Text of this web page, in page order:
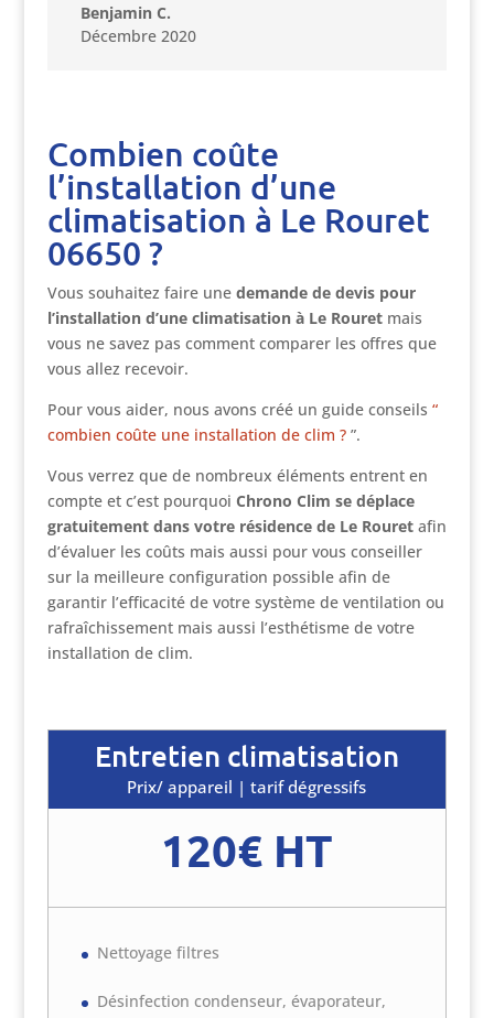
Benjamin C.
Décembre 2020
Combien coûte
l’installation d’une
climatisation à Le Rouret
06650 ?
Vous souhaitez faire une demande de devis pour
l’installation d’une climatisation à Le Rouret mais
vous ne savez pas comment comparer les offres que
vous allez recevoir.
Pour vous aider, nous avons créé un guide conseils “
combien coûte une installation de clim ?”.
Vous verrez que de nombreux éléments entrent en
compte et c’est pourquoi Chrono Clim se déplace
gratuitement dans votre résidence de Le Rouret afin
d’évaluer les coûts mais aussi pour vous conseiller
sur la meilleure configuration possible afin de
garantir l’efficacité de votre système de ventilation ou
rafraîchissement mais aussi l’esthétisme de votre
installation de clim.
Entretien climatisation
Prix/ appareil | tarif dégressifs
120€ HT
Nettoyage filtres
Désinfection condenseur, évaporateur,